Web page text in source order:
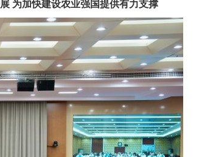
为加快建设农业强国提供有力支撑